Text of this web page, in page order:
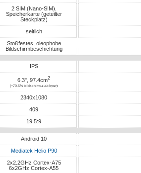
2 SIM (Nano-SIM),
Speicherkarte (geteilter
Steckplatz)
seitlich
Stoßfestes, oleophobe
Bildschirmbeschichtung
IPS
6.3", 97.4cm2
(~70.6% bildschirm-zu-körper)
2340x1080
409
19.5:9
Android 10
Mediatek Helio P90
2x2.2GHz Cortex-A75
6x2GHz Cortex-A55